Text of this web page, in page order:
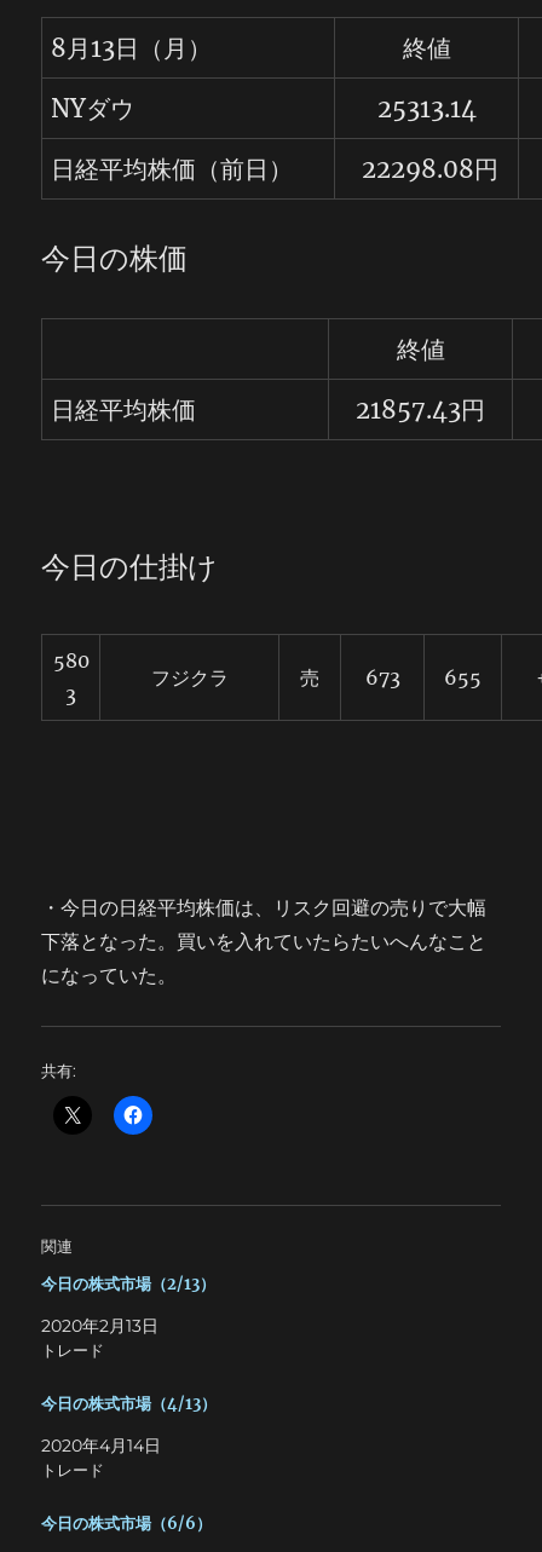
8月13日（月）
終値
NYダウ
25313.14
日経平均株価（前日）
22298.08円
今日の株価
終値
日経平均株価
21857.43円
今日の仕掛け
580
3
フジクラ 売 673 655
・今日の日経平均株価は、リスク回避の売りで大幅
下落となった。買いを入れていたらたいへんなこと
になっていた。
共有:
関連
今日の株式市場（2/13）
2020年2月13日
トレード
今日の株式市場（4/13）
2020年4月14日
トレード
今日の株式市場（6/6）